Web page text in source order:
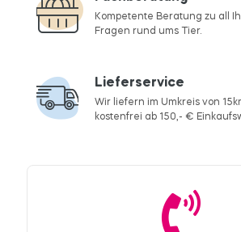
Kompetente Beratung zu all
Fragen rund ums Tier.
Lieferservice
Wir liefern im Umkreis von
kostenfrei ab 150,- €